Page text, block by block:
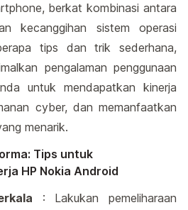
berkat kombinasi antara
kecanggihan sistem operasi
tips dan trik sederhana,
pengalaman penggunaan
untuk mendapatkan kinerja
cyber, dan memanfaatkan
menarik.
Tips untuk
HP Nokia Android
: Lakukan pemeliharaan